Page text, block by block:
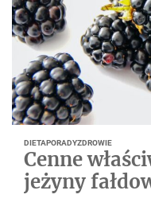
DIETAPORADYZDROWIE
Cenne
jeżyny